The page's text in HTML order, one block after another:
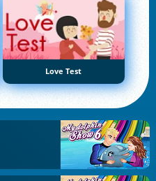
Love Test